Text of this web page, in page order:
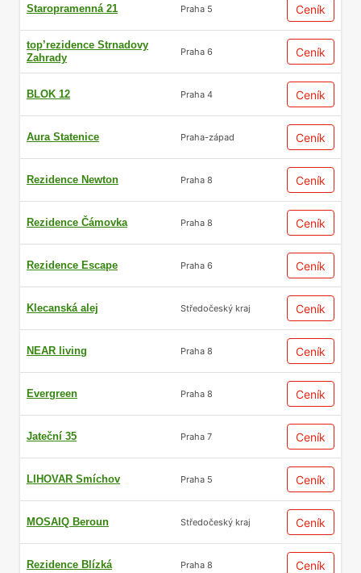
Staropramenná 21 Praha 5 Ceník
top’rezidence Strnadovy
Zahrady
Praha 6 Ceník
BLOK 12 Praha 4 Ceník
Aura Statenice Praha-západ Ceník
Rezidence Newton Praha 8 Ceník
Rezidence Čámovka Praha 8 Ceník
Rezidence Escape Praha 6 Ceník
Klecanská alej Středočeský kraj Ceník
NEAR living Praha 8 Ceník
Evergreen Praha 8 Ceník
Jateční 35 Praha 7 Ceník
LIHOVAR Smíchov Praha 5 Ceník
MOSAIQ Beroun Středočeský kraj Ceník
Rezidence Blízká Praha 8 Ceník